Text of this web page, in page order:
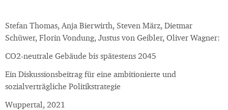
Stefan Thomas, Anja Bierwirth, Steven März, Dietmar
Schüwer, Florin Vondung, Justus von Geibler, Oliver Wagner:
CO2-neutrale Gebäude bis spätestens 2045
Ein Diskussionsbeitrag für eine ambitionierte und
sozialverträgliche Politikstrategie
Wuppertal, 2021